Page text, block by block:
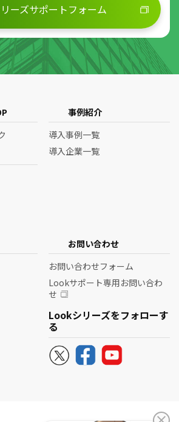
ーズサポートフォーム
事例紹介
導入事例一覧
導入企業一覧
お問い合わせ
お問い合わせフォーム
Lookサポート専用お問い合わ
せ
Lookシリーズをフォローす
る